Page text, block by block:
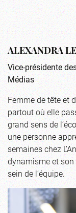
ALEXANDRA
Vice-présidente
Médias
Femme de tête et
partout où elle
grand sens de
une personne
semaines chez
dynamisme et
sein de l’équipe.